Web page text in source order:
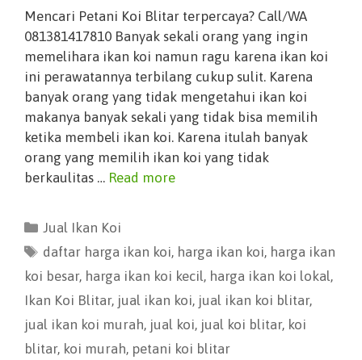
Mencari Petani Koi Blitar terpercaya? Call/WA
081381417810 Banyak sekali orang yang ingin
memelihara ikan koi namun ragu karena ikan koi
ini perawatannya terbilang cukup sulit. Karena
banyak orang yang tidak mengetahui ikan koi
makanya banyak sekali yang tidak bisa memilih
ketika membeli ikan koi. Karena itulah banyak
orang yang memilih ikan koi yang tidak
berkaulitas … Read more
Jual Ikan Koi
daftar harga ikan koi, harga ikan koi, harga ikan
koi besar, harga ikan koi kecil, harga ikan koi lokal,
Ikan Koi Blitar, jual ikan koi, jual ikan koi blitar,
jual ikan koi murah, jual koi, jual koi blitar, koi
blitar, koi murah, petani koi blitar